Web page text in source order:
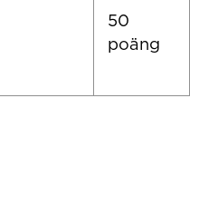
50
poäng